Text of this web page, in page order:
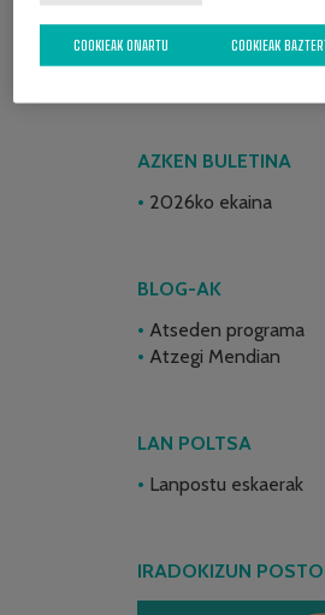
AZKEN BULETINA
2026ko ekaina
BLOG-AK
Atseden programa
Atzegi Mendian
LAN POLTSA
Lanpostu eskaerak
IRADOKIZUN
COOKIEAK
COOKIEAK ONARTU